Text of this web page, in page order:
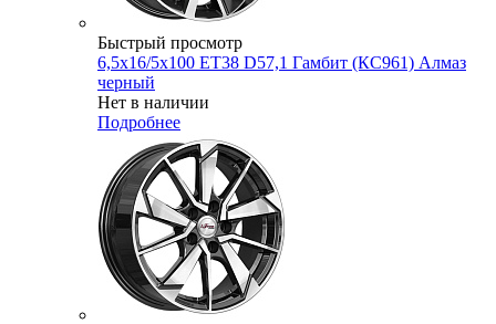
Быстрый просмотр
6,5x16/5x100 ET38 D57,1 Гамбит (КС961) Алмаз
черный
Нет в наличии
Подробнее